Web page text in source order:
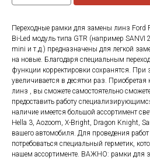
Переходные рамки для замены линз Ford
Bi-Led модуль типа GTR (например SANVI
mini и т.д.) предназначены для легкой
на новые. Благодаря специальным
функции корректировки сохранятся. При
увеличивается в десятки раз.
линз , вы сможете самостоятельно
предоставить работу
наличие имеется большой ассортимент
Hella 3, Aozoom, X-Bright, Dragon Knight,
вашего автомобиля. Для проведения
потребоваться специальный герметик,
нашем ассортименте. ВАЖНО: рамки для